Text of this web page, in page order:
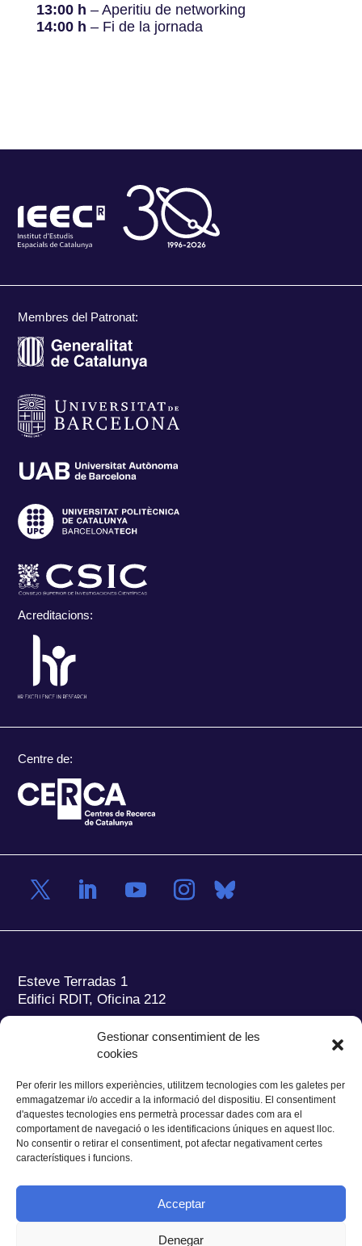
Gestionar consentimient de les
cookies
Per oferir les millors experiències, utilitzem tecnologies com les galetes per
emmagatzemar i/o accedir a la informació del dispositiu. El consentiment
d'aquestes tecnologies ens permetrà processar dades com ara el
comportament de navegació o les identificacions úniques en aquest lloc.
No consentir o retirar el consentiment, pot afectar negativament certes
característiques i funcions.
Acceptar
Denegar
13:00 h – Aperitiu de networking
14:00 h – Fi de la jornada
Membres del Patronat:
Acreditacions:
Centre de:
Esteve Terradas 1
Edifici RDIT, Oficina 212
Parc Mediterrani de la Tecnologia (PMT)
del Baix Llobregat – UPC
Tel.:+34 93 280 2088
Fax:+34 93 280 6395
E-mail:ieec@ieec.cat
CONTACTE